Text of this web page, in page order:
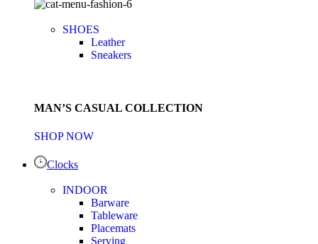
SHOES
Leather
Sneakers
MAN’S CASUAL COLLECTION
SHOP NOW
Clocks
INDOOR
Barware
Tableware
Placemats
Serving